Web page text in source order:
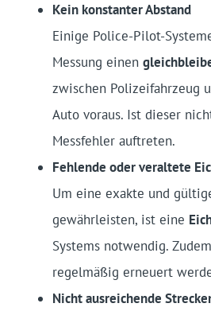
Kein konstanter Abstand
Einige Police-Pilot-
Messung einen
zwischen Polizeifahrzeug
Auto voraus. Ist dieser
Messfehler auftreten.
Fehlende oder veraltete
Um eine exakte und
gewährleisten, ist eine
Systems notwendig.
regelmäßig erneuert
Nicht ausreichende